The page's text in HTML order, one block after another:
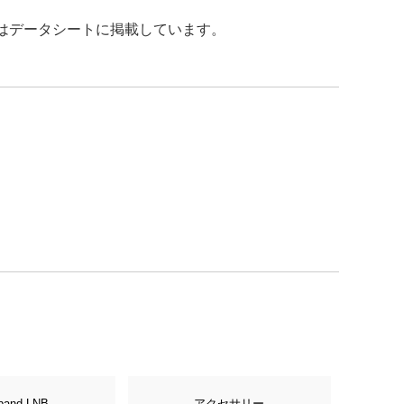
ータシートに掲載しています。